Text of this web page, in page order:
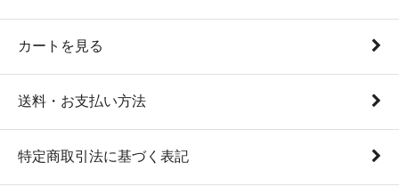
カートを見る
送料・お支払い方法
特定商取引法に基づく表記